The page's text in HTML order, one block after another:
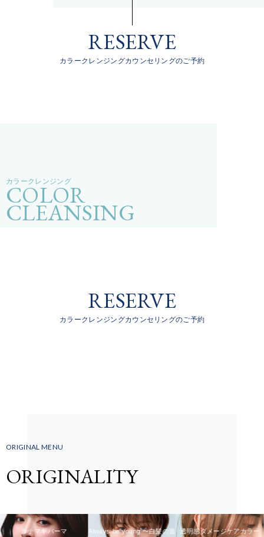
RESERVE
カラークレンジングカウンセリングのご予約
カラークレンジング
COLOR
CLEANSING
RESERVE
カラークレンジングカウンセリングのご予約
ORIGINAL MENU
ORIGINALITY
コテマキパーマ Always be young 〜白髪の進 透明感ダメージケアカラー